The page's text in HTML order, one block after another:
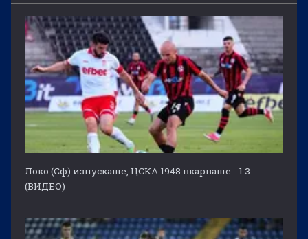
Локо (Сф) изпускаше, ЦСКА 1948 вкарваше - 1:3
(ВИДЕО)